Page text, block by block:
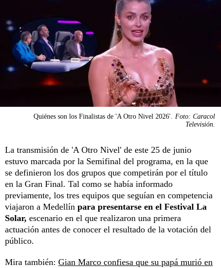
Quiénes son los Finalistas de 'A Otro Nivel 2026'. Foto: Caracol
Televisión.
La transmisión de 'A Otro Nivel' de este 25 de junio
estuvo marcada por la Semifinal del programa, en la que
se definieron los dos grupos que competirán por el título
en la Gran Final. Tal como se había informado
previamente, los tres equipos que seguían en competencia
viajaron a Medellín para presentarse en el Festival La
Solar, escenario en el que realizaron una primera
actuación antes de conocer el resultado de la votación del
público.
Mira también: Gian Marco confiesa que su papá murió en